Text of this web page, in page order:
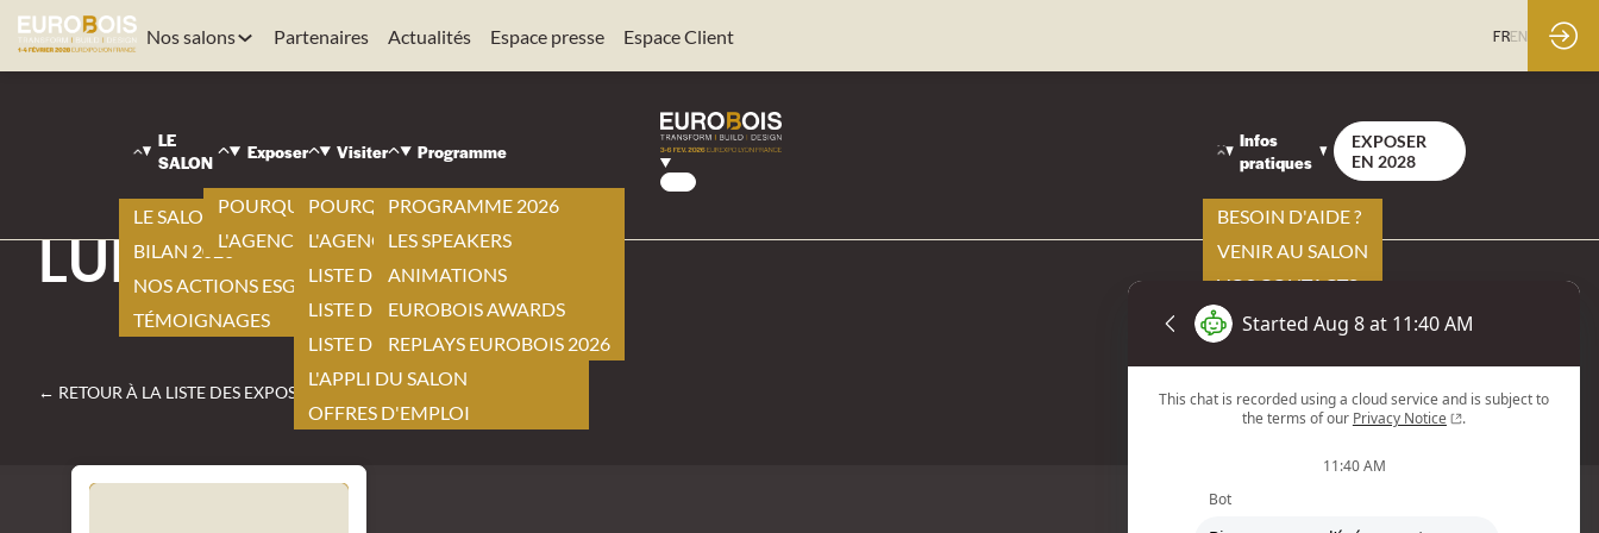
Nos salons Partenaires Actualités Espace presse Espace Client FREN
LISTE DES EXPOSANTS
LUREM
← RETOUR À LA LISTE DES EXPOSANTS
LE
SALON
LE SALON 2026
BILAN 2026
NOS ACTIONS ESG
TÉMOIGNAGES
Exposer
POURQUOI EXPOSER ?
L'AGENCEMENT BY EUROBOIS
Visiter
POURQUOI VISITER ?
L'AGENCEMENT BY EUROBOIS
LISTE DES EXPOSANTS
LISTE DES NOUVEAUTÉS
LISTE DES PRODUITS
L'APPLI DU SALON
OFFRES D'EMPLOI
Programme
PROGRAMME 2026
LES SPEAKERS
ANIMATIONS
EUROBOIS AWARDS
REPLAYS EUROBOIS 2026
Infos
pratiques
BESOIN D'AIDE ?
VENIR AU SALON
VOS CONTACTS
EXPOSER
EN 2028